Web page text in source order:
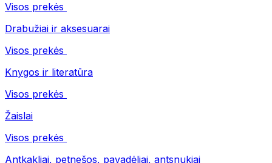
Visos prekės
Drabužiai ir aksesuarai
Visos prekės
Knygos ir literatūra
Visos prekės
Žaislai
Visos prekės
Antkakliai, petnešos, pavadėliai, antsnukiai